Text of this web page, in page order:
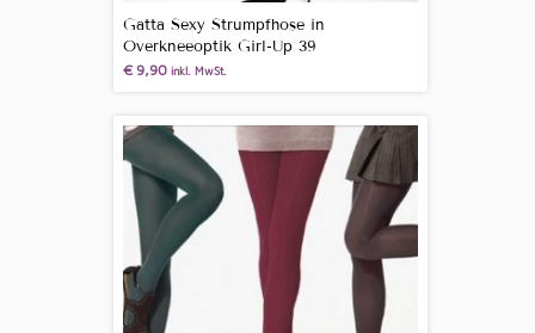
Gatta Sexy Strumpfhose in
Overkneeoptik Girl-Up 39
€9,90 inkl. MwSt.